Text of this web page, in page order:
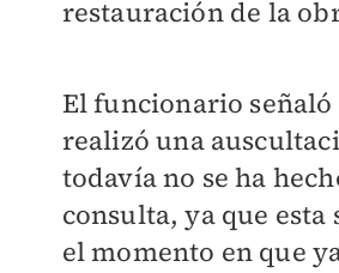
restauración de la
El funcionario señaló
realizó una
todavía no se ha
consulta, ya que esta
el momento en que